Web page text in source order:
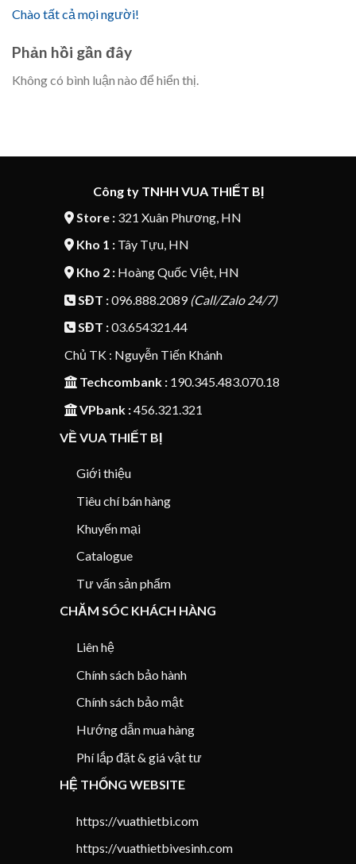
Chào tất cả mọi người!
Phản hồi gần đây
Không có bình luận nào để hiển thị.
Công ty TNHH VUA THIẾT BỊ
Store :321 Xuân Phương, HN
Kho 1 :Tây Tựu, HN
Kho 2 :Hoàng Quốc Việt, HN
SĐT :096.888.2089 (Call/Zalo 24/7)
SĐT :03.654321.44
Chủ TK : Nguyễn Tiến Khánh
Techcombank :190.345.483.070.18
VPbank :456.321.321
VỀ VUA THIẾT BỊ
Giới thiệu
Tiêu chí bán hàng
Khuyến mại
Catalogue
Tư vấn sản phẩm
CHĂM SÓC KHÁCH HÀNG
Liên hệ
Chính sách bảo hành
Chính sách bảo mật
Hướng dẫn mua hàng
Phí lắp đặt & giá vật tư
HỆ THỐNG WEBSITE
https://vuathietbi.com
https://vuathietbivesinh.com